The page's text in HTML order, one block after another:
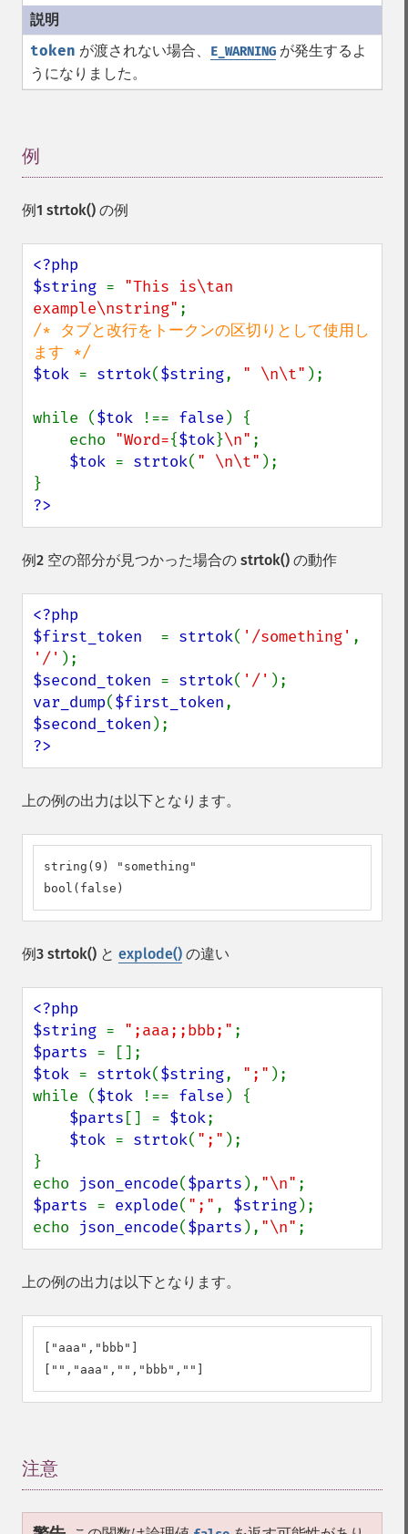
token が渡されない場合、 E_WARNING が発生するよ
うになりました。
例
例1 strtok() の例
<?php
$string = "This is\tan
example\nstring"
/* タブと改行をトークンの区切りとして使用し
$tok = strtok($string, " \n\t" );
while ($tok !== false ) {
    echo
"Word={$tok}\n" ;
$tok = strtok( " \n\t" );
?>
例2 空の部分が見つかった場合の strtok() の動作
<?php
$first_token = strtok( '/something'
'/'
$second_token = strtok( '/'
var_dump($first_token
$second_token
?>
上の例の出力は以下となります。
string(9) "something"
bool(false)
例3 strtok() と explode() の違い
<?php
$string = ";aaa;;bbb;"
$parts
$tok = strtok($string, ";" );
while ($tok !== false ) {
$parts [] = $tok;
$tok = strtok( ";" );
}
echo json_encode($parts ), "\n"
$parts = explode( ";" , $string);
echo json_encode($parts ), "\n" ;
上の例の出力は以下となります。
["aaa","bbb"]
["","aaa","","bbb",""]
注意